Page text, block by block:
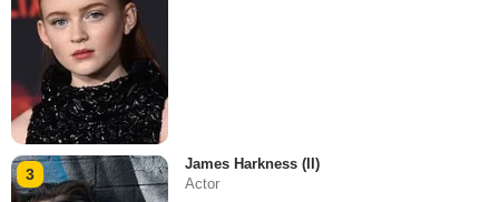
3
James Harkness (II)
Actor